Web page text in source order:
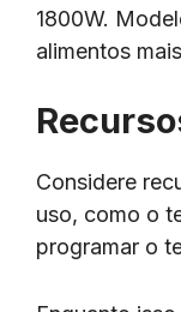
1800W.
alimentos
Considere
uso, como o
programar o